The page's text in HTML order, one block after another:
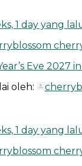
1 day yang
Eve 2027
oleh:
1 day yang